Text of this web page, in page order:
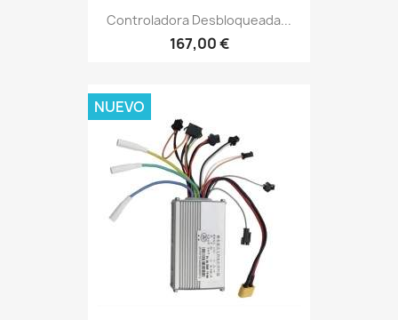
Controladora Desbloqueada...
167,00 €
NUEVO